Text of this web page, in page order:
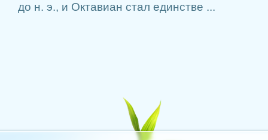
до н. э., и Октавиан стал единстве ...